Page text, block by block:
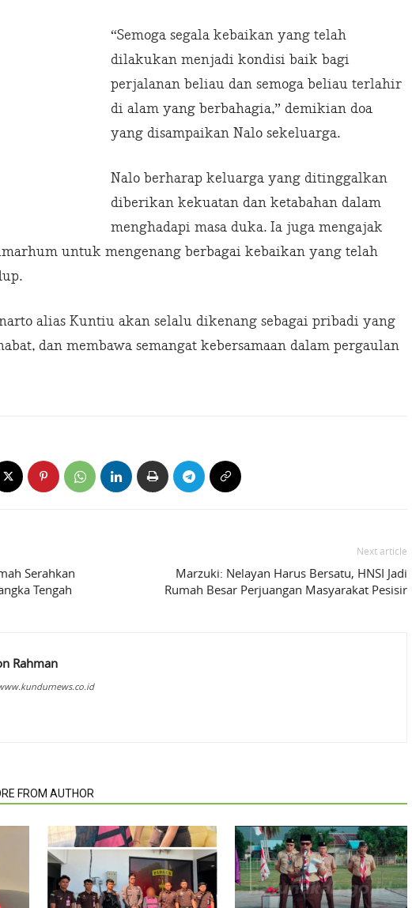
“Semoga segala kebaikan yang telah
dilakukan menjadi kondisi baik bagi
perjalanan beliau dan semoga beliau terlahir
di alam yang berbahagia,” demikian doa
yang disampaikan Nalo sekeluarga.
Nalo berharap keluarga yang ditinggalkan
diberikan kekuatan dan ketabahan dalam
menghadapi masa duka. Ia juga mengajak
untuk mengenang berbagai kebaikan yang telah
alias Kuntiu akan selalu dikenang sebagai pribadi yang
dan membawa semangat kebersamaan dalam pergaulan
Serahkan
Tengah
Next article
Marzuki: Nelayan Harus Bersatu, HNSI Jadi
Rumah Besar Perjuangan Masyarakat Pesisir
Rahman
FROM AUTHOR